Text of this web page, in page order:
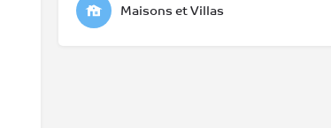
Maisons et Villas